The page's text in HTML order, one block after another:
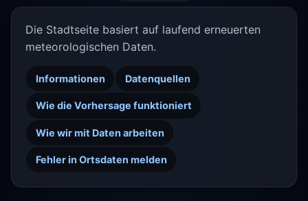
Die Stadtseite basiert auf laufend erneuerten
meteorologischen Daten.
Informationen Datenquellen
Wie die Vorhersage funktioniert
Wie wir mit Daten arbeiten
Fehler in Ortsdaten melden